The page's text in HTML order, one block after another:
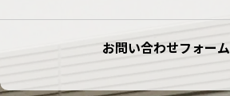
お問い合わせフォーム